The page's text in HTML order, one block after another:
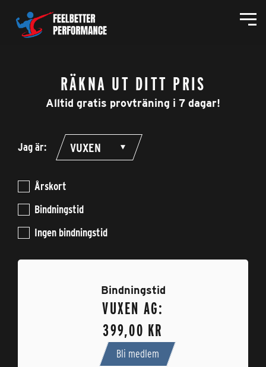
RÄKNA UT DITT PRIS
Alltid gratis provträning i 7 dagar!
Jag är:
Årskort
Bindningstid
Ingen bindningstid
Bindningstid
VUXEN AG:
399,00 KR
Bli medlem